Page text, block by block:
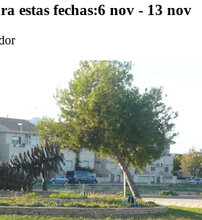
estas fechas:6 nov - 13 nov